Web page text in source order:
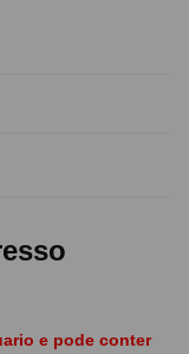
e pode conter